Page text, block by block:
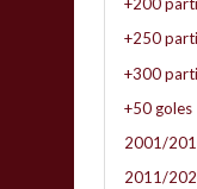
+250
+300
+50 goles
2001/
2011/